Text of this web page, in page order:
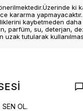
ki
kararma yapmayacaktır.
kaybetmeden
parfüm, su, deterjan,
uzak tutularak
OL.